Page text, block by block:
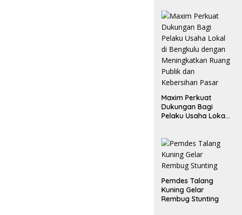
Maxim Perkuat
Dukungan Bagi
Pelaku Usaha Lokal
Ruang Publik dan
Kebersihan Pasar
Pemdes Talang
Kuning Gelar
Rembug Stunting